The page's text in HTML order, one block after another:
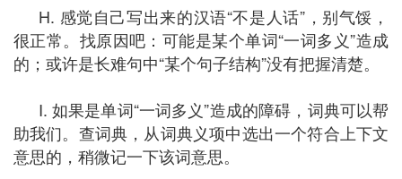
H. 感觉自己写出来的汉语“不是人话”，别气馁，
很正常。找原因吧：可能是某个单词“一词多义”造成
的；或许是长难句中“某个句子结构”没有把握清楚。
I. 如果是单词“一词多义”造成的障碍，词典可以帮
助我们。查词典，从词典义项中选出一个符合上下文
意思的，稍微记一下该词意思。